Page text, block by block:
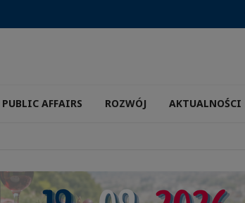
PUBLIC AFFAIRS ROZWÓJ AKTUALNOŚCI